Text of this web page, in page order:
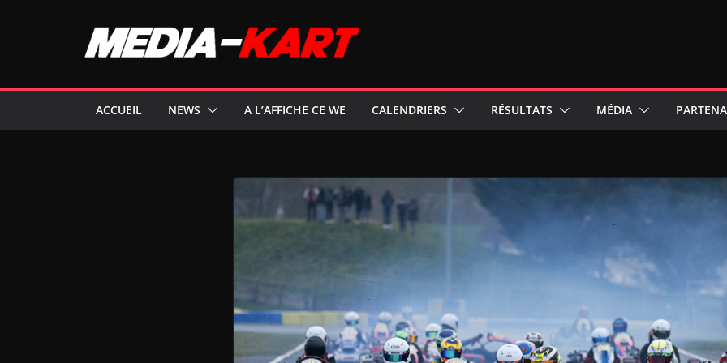
ACCUEIL NEWS A L’AFFICHE CE WE CALENDRIERS RÉSULTATS MÉDIA